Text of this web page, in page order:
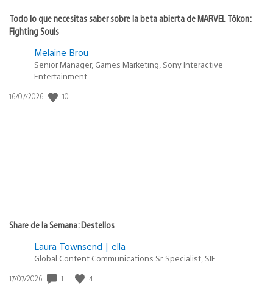
Todo lo que necesitas saber sobre la beta abierta de MARVEL Tōkon:
Fighting Souls
Melaine Brou
Senior Manager, Games Marketing, Sony Interactive
Entertainment
Fecha
16/07/2026 10
Share de la Semana: Destellos
Laura Townsend | ella
Global Content Communications Sr. Specialist, SIE
Fecha
17/07/2026 1 4